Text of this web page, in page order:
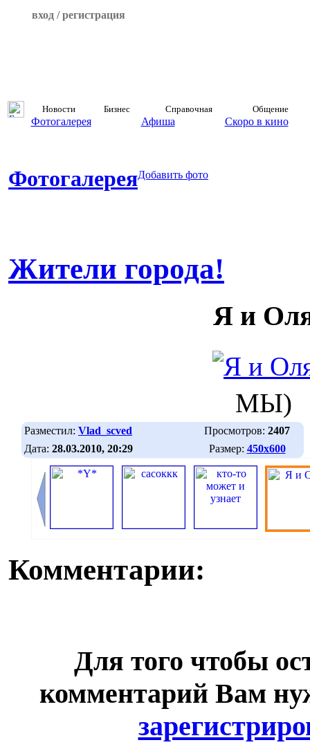
вход / регистрация
Новости Бизнес Справочная Общение
Фотогалерея Афиша Скоро в кино
ФотогалереяДобавить фото
Жители города!
Я и
МЫ)
Разместил: Vlad_scved Просмотров: 2407
Дата: 28.03.2010, 20:29 Размер: 450х600
Комментарии:
Для того чтобы
комментарий Вам